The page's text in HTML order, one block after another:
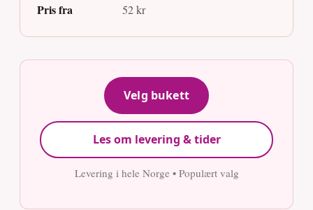
Pris fra 52 kr
Velg bukett
Les om levering & tider
Levering i hele Norge • Populært valg